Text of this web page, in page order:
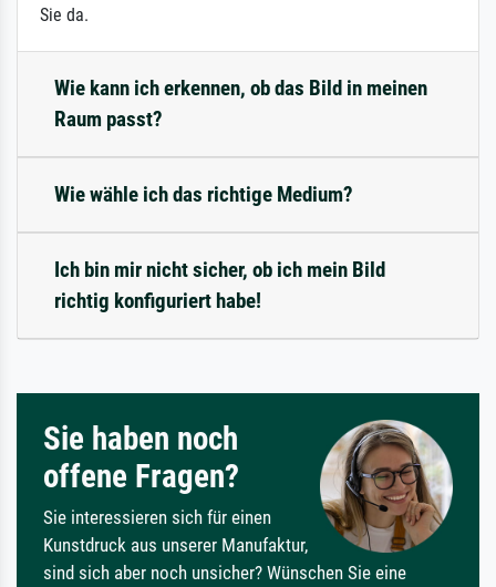
Sie da.
Wie kann ich erkennen, ob das Bild in meinen
Raum passt?
Wie wähle ich das richtige Medium?
Ich bin mir nicht sicher, ob ich mein Bild
richtig konfiguriert habe!
Sie haben noch
offene Fragen?
Sie interessieren sich für einen
Kunstdruck aus unserer Manufaktur,
sind sich aber noch unsicher? Wünschen Sie eine